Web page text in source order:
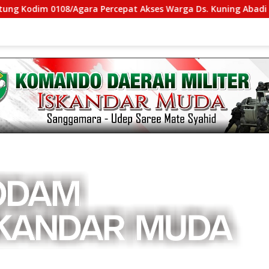
Agara Percepat Akses Warga Ds. Kuning Abadi Aceh